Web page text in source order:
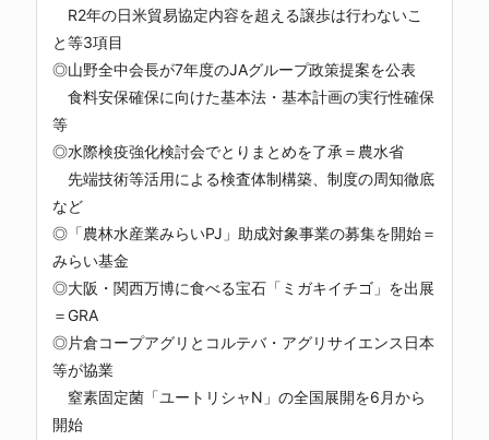
R2年の日米貿易協定内容を超える譲歩は行わないこ
と等3項目
◎山野全中会長が7年度のJAグループ政策提案を公表
食料安保確保に向けた基本法・基本計画の実行性確保
等
◎水際検疫強化検討会でとりまとめを了承＝農水省
先端技術等活用による検査体制構築、制度の周知徹底
など
◎「農林水産業みらいPJ」助成対象事業の募集を開始＝
みらい基金
◎大阪・関西万博に食べる宝石「ミガキイチゴ」を出展
＝GRA
◎片倉コープアグリとコルテバ・アグリサイエンス日本
等が協業
窒素固定菌「ユートリシャN」の全国展開を6月から
開始